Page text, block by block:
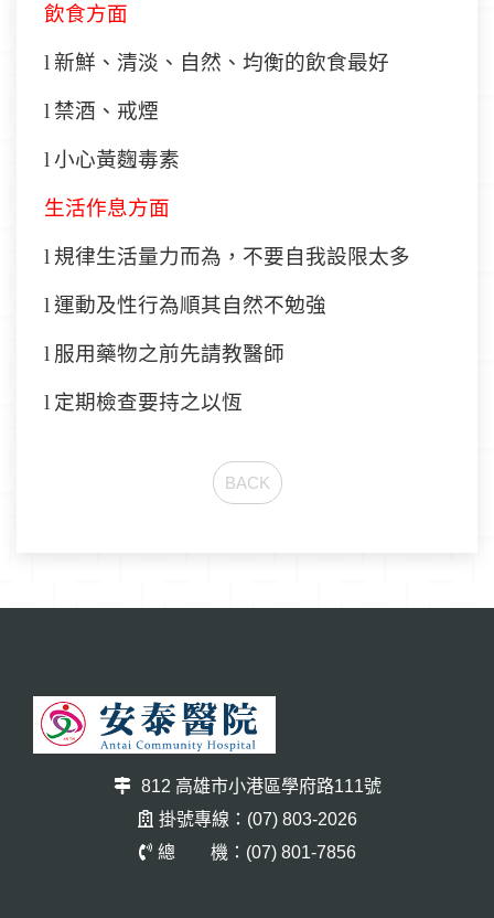
飲食方面
l 新鮮、清淡、自然、均衡的飲食最好
l 禁酒、戒煙
l 小心黃麴毒素
生活作息方面
l 規律生活量力而為，不要自我設限太多
l 運動及性行為順其自然不勉強
l 服用藥物之前先請教醫師
l 定期檢查要持之以恆
BACK
812 高雄市小港區學府路111號
掛號專線：(07) 803-2026
總 機：(07) 801-7856